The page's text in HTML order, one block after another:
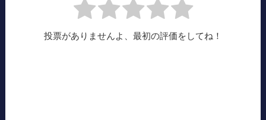
投票がありませんよ、最初の評価をしてね！